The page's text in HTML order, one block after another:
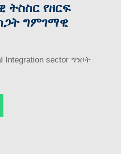
ትስስር የዘርፍ
ግምገማዊ
Integration sector ግንቦት